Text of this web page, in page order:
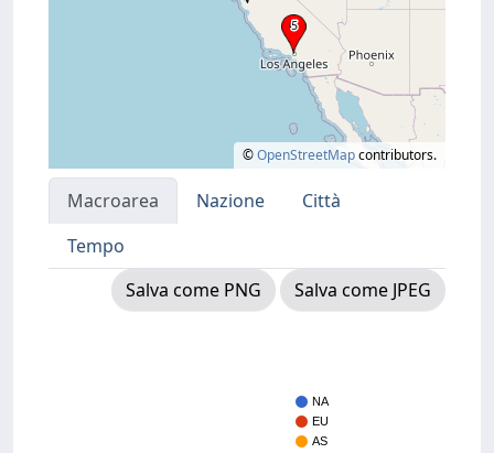
©OpenStreetMapcontributors.
Macroarea Nazione
Città
Tempo
Salva come PNG
Salva come JPEG
NA
EU
AS